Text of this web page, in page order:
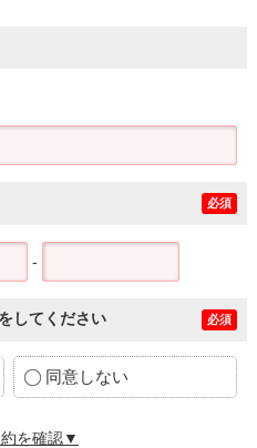
必須
-
してください 必須
同意しない
を確認▼